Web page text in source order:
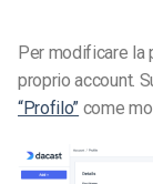
Per modificare la
proprio account.
“Profilo” come